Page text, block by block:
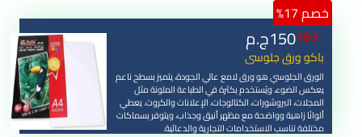
خصم 17%
180
150ج.م
باكو ورق جلوسى
الورق الجلوسي هو ورق لامع عالي الجودة، يتميز بسطح ناعم
يعكس الضوء، ويُستخدم بكثرة في الطباعة الملونة مثل
المجلات، البروشورات، الكتالوجات، الإعلانات والكروت. يعطي
ألوانًا زاهية وواضحة مع مظهر أنيق وجذاب، ويتوفر بسماكات
مختلفة تناسب الاستخدامات التجارية والدعائية.